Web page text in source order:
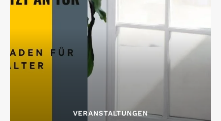
VERANSTALTUNGEN